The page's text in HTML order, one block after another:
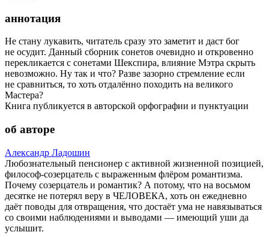
аннотация
Не стану лукавить, читатель сразу это заметит и даст бог
не осудит. Данный сборник сонетов очевидно и откровенно
перекликается с сонетами Шекспира, влияние Мэтра скрыть
невозможно. Ну так и что? Разве зазорно стремление если
не сравниться, то хоть отдалённо походить на великого
Мастера?
Книга публикуется в авторской орфографии и пунктуации
об авторе
Александр Ладошин
Любознательный пенсионер с активной жизненной позицией,
философ-созерцатель с выраженным флёром романтизма.
Почему созерцатель и романтик? А потому, что на восьмом
десятке не потерял веру в ЧЕЛОВЕКА, хоть он ежедневно
даёт поводы для отвращения, что достаёт ума не навязываться
со своими наблюдениями и выводами — имеющий уши да
услышит.